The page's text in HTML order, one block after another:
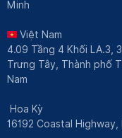
Minh
Việt Nam
4.09 Tầng 4 Khối LA.3,
Trưng Tây, Thành phố
Nam
Hoa Kỳ
16192 Coastal